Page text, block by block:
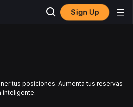
Sign Up
tus posiciones. Aumenta tus reservas
inteligente.